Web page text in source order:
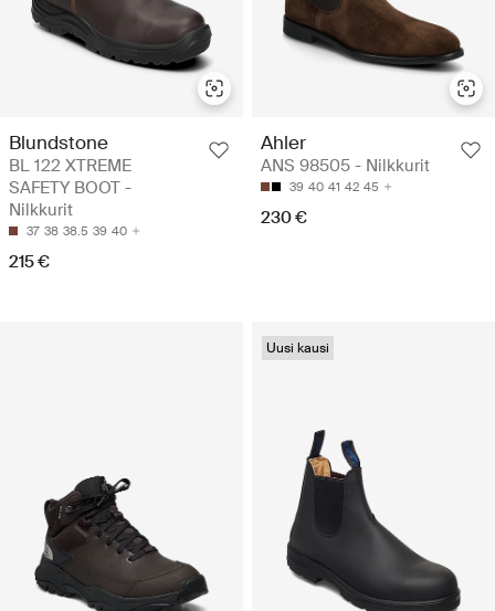
Blundstone
BL 122 XTREME
SAFETY BOOT -
Nilkkurit
37 38 38.5 39 40
215 €
Ahler
ANS 98505 - Nilkkurit
39 40 41 42 45
230 €
Uusi kausi